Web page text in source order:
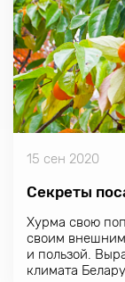
15 сен 2020
Секреты
Хурма свою
своим
и пользой.
климата